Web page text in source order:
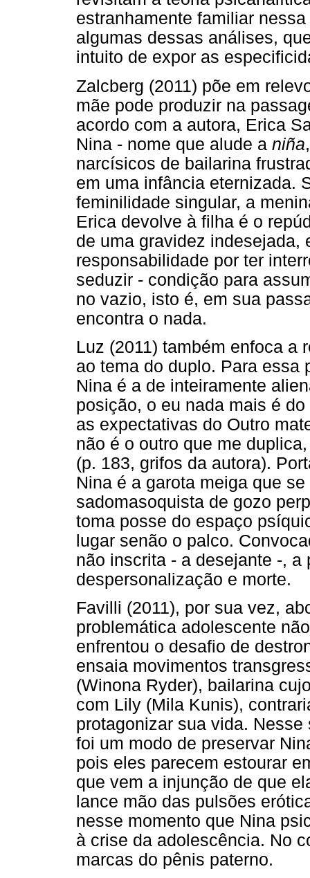
estranhamente familiar
algumas dessas análises,
intuito de expor as
Zalcberg (2011) põe em
mãe pode produzir na
acordo com a autora, Erica
Nina - nome que alude a niña
narcísicos de bailarina
em uma infância eternizada.
feminilidade singular, a
Erica devolve à filha é o
de uma gravidez indesejada,
responsabilidade por ter
seduzir - condição para
no vazio, isto é, em sua
encontra o nada.
Luz (2011) também enfoca a
ao tema do duplo. Para essa
Nina é a de inteiramente
posição, o eu nada mais é
as expectativas do Outro
não é o outro que me
(p. 183, grifos da autora).
Nina é a garota meiga que
sadomasoquista de gozo
toma posse do espaço
lugar senão o palco.
não inscrita - a desejante -,
despersonalização e morte.
Favilli (2011), por sua vez,
problemática adolescente
enfrentou o desafio de
ensaia movimentos
(Winona Ryder), bailarina
com Lily (Mila Kunis),
protagonizar sua vida.
foi um modo de preservar
pois eles parecem estourar
que vem a injunção de que
lance mão das pulsões
nesse momento que Nina
à crise da adolescência. No
marcas do pênis paterno.